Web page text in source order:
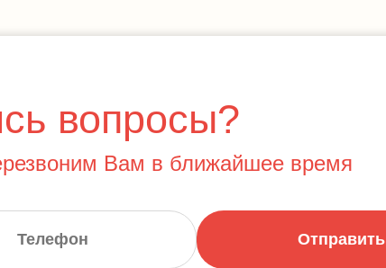
вопросы?
Вам в ближайшее время
Отправить